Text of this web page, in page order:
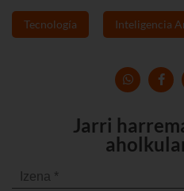
Tecnología Inteligencia
Jarri